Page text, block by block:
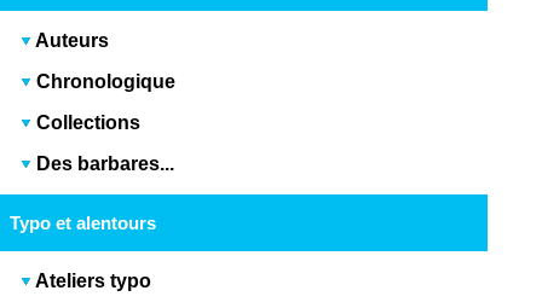
Auteurs
Chronologique
Collections
Des barbares...
Typo et alentours
Ateliers typo